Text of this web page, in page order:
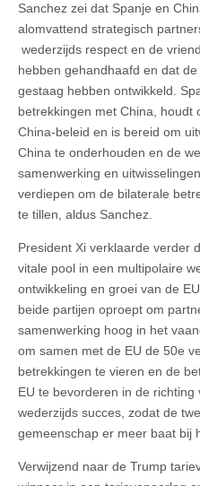
Sanchez zei dat Spanje en
alomvattend strategisch
wederzijds respect en de
hebben gehandhaafd en dat
gestaag hebben ontwikkeld.
betrekkingen met China, houdt
China-beleid en is bereid om
China te onderhouden en de
samenwerking en
verdiepen om de bilaterale
te tillen, aldus Sanchez.
President Xi verklaarde verder
vitale pool in een multipolaire
ontwikkeling en groei van de
beide partijen oproept om
samenwerking hoog in het
om samen met de EU de 50e
betrekkingen te vieren en de
EU te bevorderen in de
wederzijds succes, zodat de
gemeenschap er meer baat bij
Verwijzend naar de Trump